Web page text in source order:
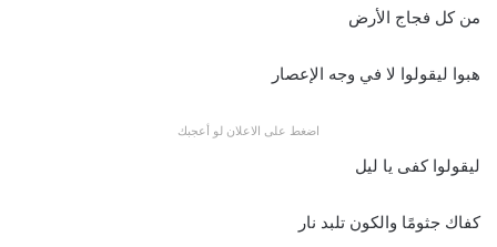
من كل فجاج الأرض
هبوا ليقولوا لا في وجه الإعصار
اضغط على الاعلان لو أعجبك
ليقولوا كفى يا ليل
كفاك جثومًا والكون تلبد نار